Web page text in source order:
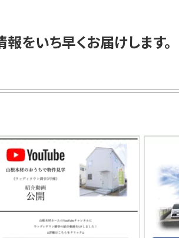
報をいち早くお届けします。